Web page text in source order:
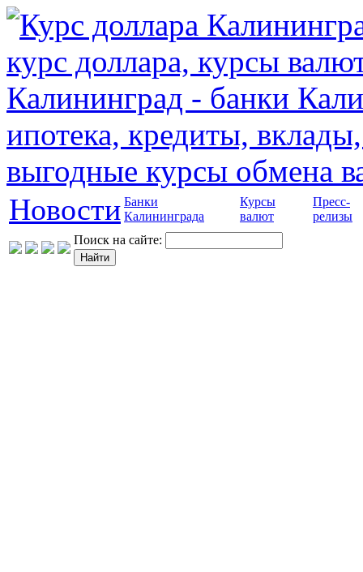
Новости Банки
Калининграда
Курсы
валют
Пресс-
релизы
Поиск на сайте: